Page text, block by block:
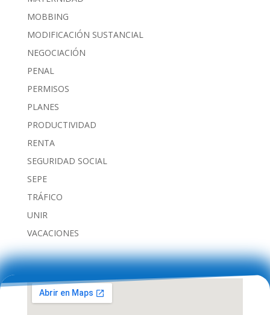
MOBBING
MODIFICACIÓN SUSTANCIAL
NEGOCIACIÓN
PENAL
PERMISOS
PLANES
PRODUCTIVIDAD
RENTA
SEGURIDAD SOCIAL
SEPE
TRÁFICO
UNIR
VACACIONES